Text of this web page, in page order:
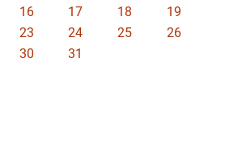
16 17 18
19
23 24 25
26
30
31